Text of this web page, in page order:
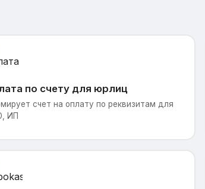
по счету для юрлиц
счет на оплату по реквизитам для
ИП